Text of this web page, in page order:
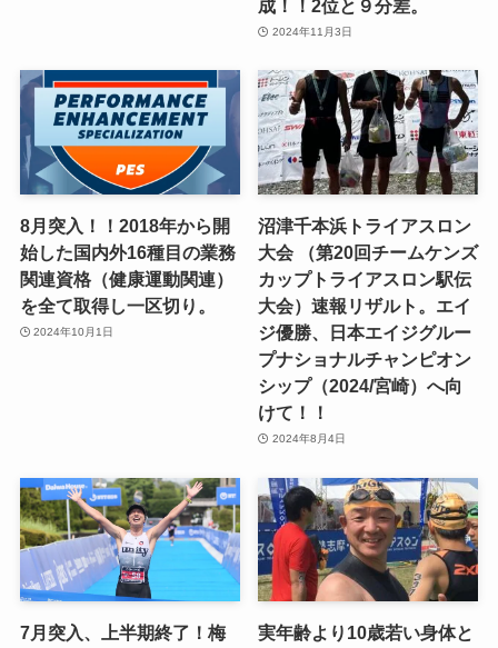
成！！2位と９分差。
2024年11月3日
8月突入！！2018年から開
始した国内外16種目の業務
関連資格（健康運動関連）
を全て取得し一区切り。
2024年10月1日
沼津千本浜トライアスロン
大会 （第20回チームケンズ
カップトライアスロン駅伝
大会）速報リザルト。エイ
ジ優勝、日本エイジグルー
プナショナルチャンピオン
シップ（2024/宮崎）へ向
けて！！
2024年8月4日
7月突入、上半期終了！梅
実年齢より10歳若い身体と